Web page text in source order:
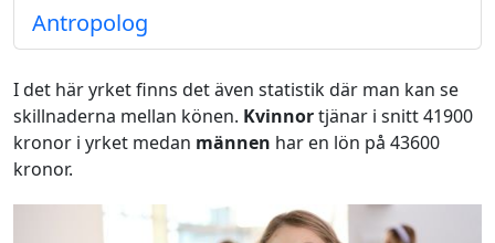
Antropolog
I det här yrket finns det även statistik där man kan se
skillnaderna mellan könen. Kvinnortjänar i snitt 41900
kronor i yrket medan männen har en lön på 43600
kronor.